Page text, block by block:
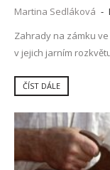
Martina Sedláková -
Zahrady na zámku
v jejich jarním
ČÍST DÁLE